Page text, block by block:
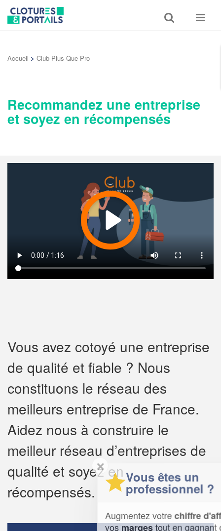
Toggle
search
Toggle
Accueil > Club Plus Que Pro
Recommandez une entreprise
et soyez en récompensés
Vous avez cotoyé une entreprise
de qualité et fiable ? Nous
constituons le réseau des
meilleurs entreprise de France.
Aidez nous à construire le
meilleur réseau d’entreprises de
qualité et soyez en
récompensés.
✕
Vous êtes un
professionnel ?
Augmentez votrechiffre d'affaireset
vosmargestout en gagnant de